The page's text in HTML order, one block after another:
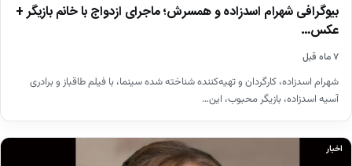
بیوگرافی شهرام اسدزاده و همسرش؛ ماجرای ازدواج با خانم بازیگر +
عکس…
۷ ماه قبل
شهرام اسدزاده، کارگردان و تهیه‌کننده شناخته شده سینما، با فیلم طاقباز و برادری
آسیه اسدزاده، بازیگر محبوب، این…
اخبار